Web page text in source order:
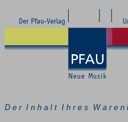
D e r I n h a l t I h r e s W a r e n